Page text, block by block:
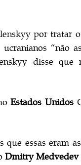
por tratar
“não
disse que
Estados Unidos
que essas eram
Dmitry Medvedev